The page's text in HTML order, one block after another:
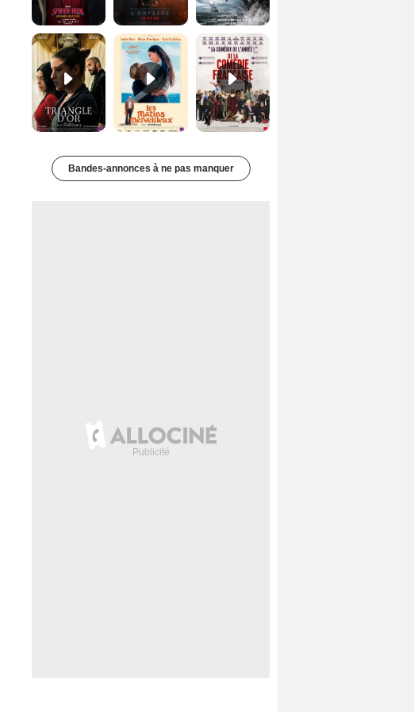
Les Matins merveilleux Bande-annonce VF De la Comédie-Française Teaser VF
Bandes-annonces à ne pas manquer